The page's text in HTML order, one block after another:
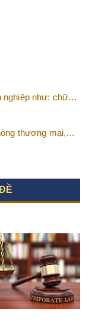
nghiệp như: chữ
thương mại,